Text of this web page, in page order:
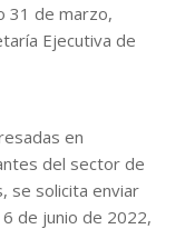
31 de marzo,
Ejecutiva de
en
del sector de
se solicita enviar
de junio de 2022,